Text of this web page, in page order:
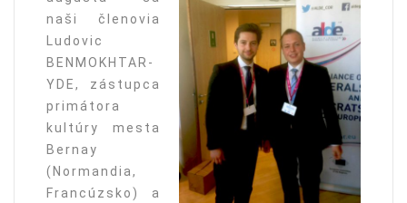
naši členovia
Ludovic
BENMOKHTAR-
YDE, zástupca
primátora
kultúry mesta
Bernay
(Normandia,
Francúzsko) a